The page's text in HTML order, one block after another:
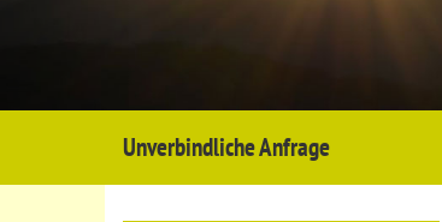
Unverbindliche Anfrage